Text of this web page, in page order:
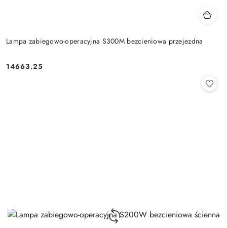
Lampa zabiegowo-operacyjna S300M bezcieniowa przejezdna
Cena:
14663.25